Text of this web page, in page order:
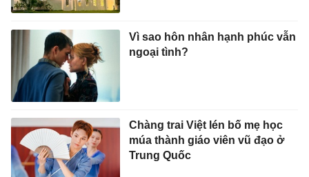
Vì sao hôn nhân hạnh phúc vẫn
ngoại tình?
Chàng trai Việt lén bố mẹ học
múa thành giáo viên vũ đạo ở
Trung Quốc